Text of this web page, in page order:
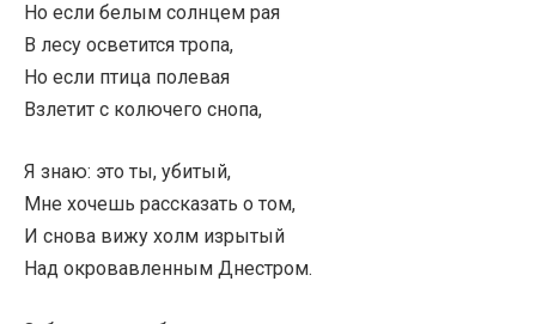
Но если белым солнцем рая
В лесу осветится тропа,
Но если птица полевая
Взлетит с колючего снопа,
Я знаю: это ты, убитый,
Мне хочешь рассказать о том,
И снова вижу холм изрытый
Над окровавленным Днестром.